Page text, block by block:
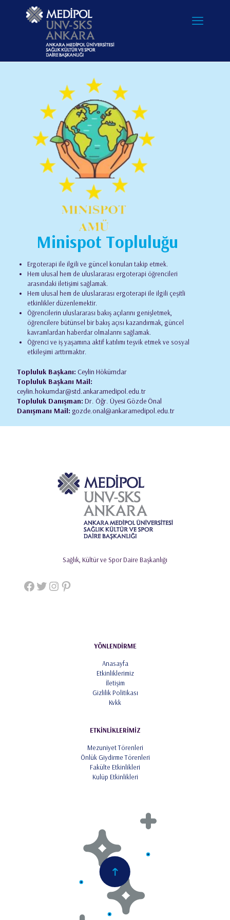
Minispot Topluluğu
Ergoterapi ile ilgili ve güncel konuları takip etmek.
Hem ulusal hem de uluslararası ergoterapi öğrencileri
arasındaki iletişimi sağlamak.
Hem ulusal hem de uluslararası ergoterapi ile ilgili çeşitli
etkinlikler düzenlemektir.
Öğrencilerin uluslararası bakış açılarını genişletmek,
öğrencilere bütünsel bir bakış açısı kazandırmak, güncel
kavramlardan haberdar olmalarını sağlamak.
Öğrenci ve iş yaşamına aktif katılımı teşvik etmek ve sosyal
etkileşimi arttırmaktır.
Topluluk Başkanı: Ceylin Hökümdar
Topluluk Başkanı Mail:
ceylin.hokumdar@std.ankaramedipol.edu.tr
Topluluk Danışman: Dr. Öğr. Üyesi Gözde Önal
Danışmanı Mail: gozde.onal@ankaramedipol.edu.tr
Sağlık, Kültür ve Spor Daire Başkanlığı
Facebook
Twitter
Instagram
Pinterest
YÖNLENDİRME
Anasayfa
Etkinliklerimiz
İletişim
Gizlilik Politikası
Kvkk
ETKİNLİKLERİMİZ
Mezuniyet Törenleri
Önlük Giydirme Törenleri
Fakülte Etkinlikleri
Kulüp Etkinlikleri